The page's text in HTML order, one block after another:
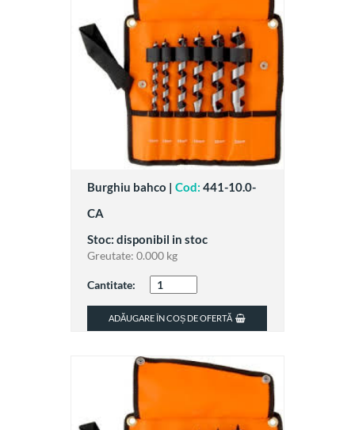
Burghiu bahco | Cod: 441-10.0-
CA
Stoc: disponibil in stoc
Greutate: 0.000 kg
Cantitate:
ADĂUGARE ÎN COȘ DE OFERTĂ